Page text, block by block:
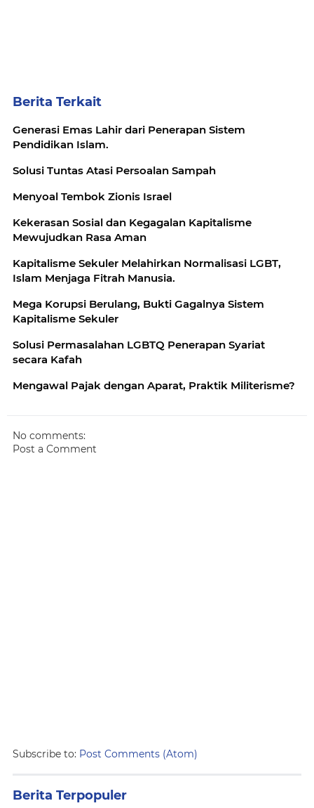
Berita Terkait
Generasi Emas Lahir dari Penerapan Sistem
Pendidikan Islam.
Solusi Tuntas Atasi Persoalan Sampah
Menyoal Tembok Zionis Israel
Kekerasan Sosial dan Kegagalan Kapitalisme
Mewujudkan Rasa Aman
Kapitalisme Sekuler Melahirkan Normalisasi LGBT,
Islam Menjaga Fitrah Manusia.
Mega Korupsi Berulang, Bukti Gagalnya Sistem
Kapitalisme Sekuler
Solusi Permasalahan LGBTQ Penerapan Syariat
secara Kafah
Mengawal Pajak dengan Aparat, Praktik Militerisme?
No comments:
Post a Comment
Subscribe to: Post Comments (Atom)
Berita Terpopuler